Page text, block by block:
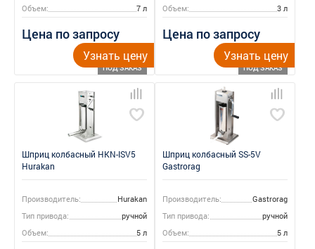
Объем:
7 л
Цена по запросу
ПОД ЗАКАЗ
Узнать цену
Объем:
3 л
Цена по запросу
ПОД ЗАКАЗ
Узнать цену
Шприц колбасный HKN-ISV5
Hurakan
Производитель:
Hurakan
Тип привода:
ручной
Объем:
5 л
Шприц колбасный SS-5V
Gastrorag
Производитель:
Gastrorag
Тип привода:
ручной
Объем:
5 л